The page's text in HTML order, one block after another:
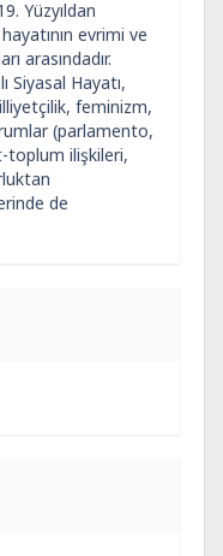
Yüzyıldan
evrimi ve
arasındadır.
Siyasal Hayatı,
feminizm,
(parlamento,
toplum ilişkileri,
de